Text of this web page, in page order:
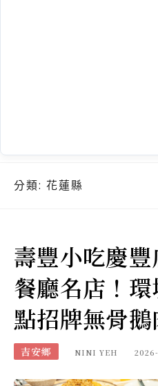
分類: 花蓮縣
壽豐小吃慶
餐廳名店！
點招牌無骨鵝
吉安鄉 NINI YEH